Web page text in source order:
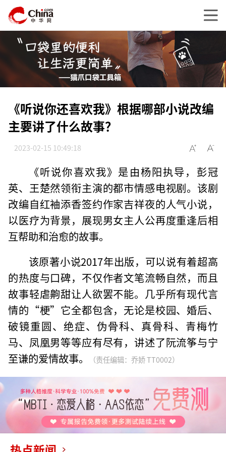
《听说你还喜欢我》根据哪部小说改编
主要讲了什么故事？
2023-02-15 10:49:18
《听说你喜欢我》是由杨阳执导，彭冠
英、王楚然领衔主演的都市情感电视剧。该剧
改编自红袖添香签约作家吉祥夜的人气小说，
以医疗为背景，展现男女主人公再度重逢后相
互帮助和治愈的故事。
该原著小说2017年出版，可以说有着超高
的热度与口碑，不仅作者文笔流畅自然，而且
故事轻虐齁甜让人欲罢不能。几乎所有现代言
情的“梗”它全都包含，无论是校园、婚后、
破镜重圆、绝症、伪骨科、真骨科、青梅竹
马、凤凰男等等应有尽有，讲述了阮流筝与宁
至谦的爱情故事。
（责任编辑：乔娇 TT0002）